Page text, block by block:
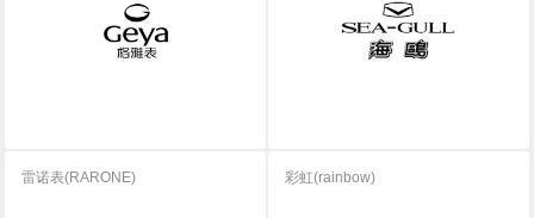
雷诺表(RARONE) 彩虹(rainbow)